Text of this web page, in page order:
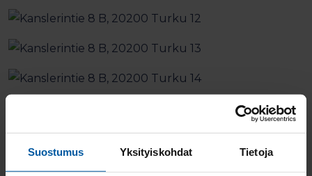
Suostumus Yksityiskohdat Tietoja